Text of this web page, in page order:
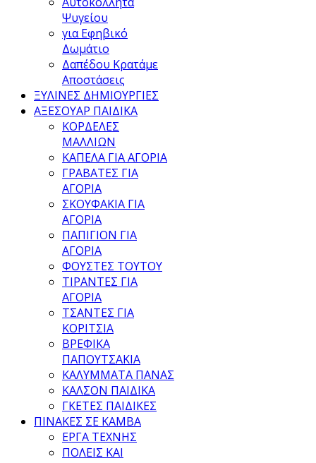
Ψυγείου
για Εφηβικό
Δωμάτιο
Δαπέδου Κρατάμε
Αποστάσεις
ΞΥΛΙΝΕΣ ΔΗΜΙΟΥΡΓΙΕΣ
ΑΞΕΣΟΥΑΡ ΠΑΙΔΙΚΑ
ΚΟΡΔΕΛΕΣ
ΜΑΛΛΙΩΝ
ΚΑΠΕΛΑ ΓΙΑ ΑΓΟΡΙΑ
ΓΡΑΒΑΤΕΣ ΓΙΑ
ΑΓΟΡΙΑ
ΣΚΟΥΦΑΚΙΑ ΓΙΑ
ΑΓΟΡΙΑ
ΠΑΠΙΓΙΟΝ ΓΙΑ
ΑΓΟΡΙΑ
ΦΟΥΣΤΕΣ ΤΟΥΤΟΥ
ΤΙΡΑΝΤΕΣ ΓΙΑ
ΑΓΟΡΙΑ
ΤΣΑΝΤΕΣ ΓΙΑ
ΚΟΡΙΤΣΙΑ
ΒΡΕΦΙΚΑ
ΠΑΠΟΥΤΣΑΚΙΑ
ΚΑΛΥΜΜΑΤΑ ΠΑΝΑΣ
ΚΑΛΣΟΝ ΠΑΙΔΙΚΑ
ΓΚΕΤΕΣ ΠΑΙΔΙΚΕΣ
ΠΙΝΑΚΕΣ ΣΕ ΚΑΜΒΑ
ΕΡΓΑ ΤΕΧΝΗΣ
ΠΟΛΕΙΣ ΚΑΙ